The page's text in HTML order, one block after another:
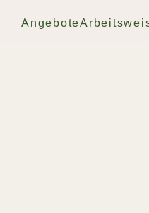
Angebote